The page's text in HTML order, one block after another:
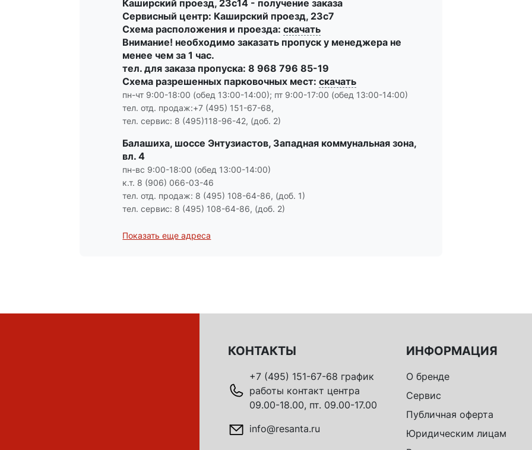
Каширский проезд, 23с14 - получение заказа
Сервисный центр: Каширский проезд, 23с7
Схема расположения и проезда:скачать
Внимание! необходимо заказать пропуск у менеджера не
менее чем за 1 час.
тел. для заказа пропуска: 8 968 796 85-19
Схема разрешенных парковочных мест:скачать
пн-чт 9:00-18:00 (обед 13:00-14:00); пт 9:00-17:00 (обед 13:00-14:00)
тел. отд. продаж:+7 (495) 151-67-68,
тел. сервис: 8 (495)118-96-42, (доб. 2)
Балашиха, шоссе Энтузиастов, Западная коммунальная зона,
вл. 4
пн-вс 9:00-18:00 (обед 13:00-14:00)
к.т. 8 (906) 066-03-46
тел. отд. продаж: 8 (495) 108-64-86, (доб. 1)
тел. сервис: 8 (495) 108-64-86, (доб. 2)
Показать еще адреса
КОНТАКТЫ
+7 (495) 151-67-68 график
работы контакт центра
09.00-18.00, пт. 09.00-17.00
info@resanta.ru
ИНФОРМАЦИЯ
О бренде
Сервис
Публичная оферта
Юридическим лицам